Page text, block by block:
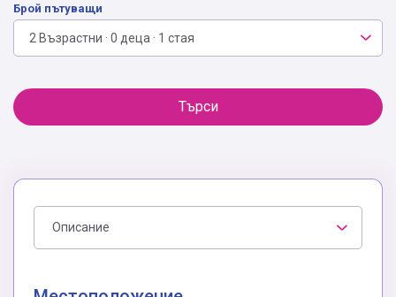
Брой пътуващи
2 Възрастни · 0 деца · 1 стая
Търси
Описание